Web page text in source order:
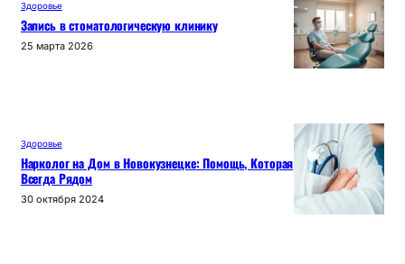
Здоровье
Запись в стоматологическую клинику
25 марта 2026
Здоровье
Нарколог на Дом в Новокузнецке: Помощь, Которая
Всегда Рядом
30 октября 2024